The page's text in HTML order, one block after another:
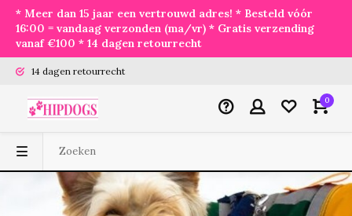
* Meer dan 15 jaar een vertrouwd adres! * Besteld vóór
16:00 = vandaag verzonden (ma/vr) * Gratis verzending
vanaf €100 * 14 dagen retourrecht
14 dagen retourrecht
0